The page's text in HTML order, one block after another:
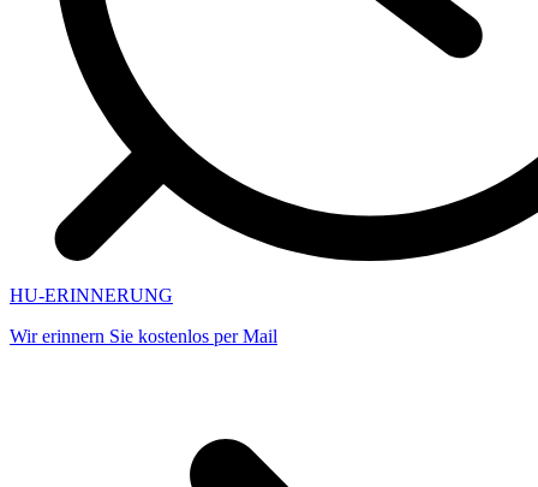
HU-ERINNERUNG
Wir erinnern Sie kostenlos per Mail